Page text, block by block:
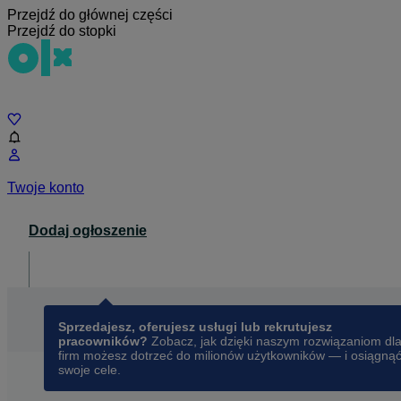
Przejdź do głównej części
Przejdź do stopki
Twoje konto
Dodaj ogłoszenie
Sprzedajesz, oferujesz usługi lub rekrutujesz
pracowników? Zobacz, jak dzięki naszym rozwiązaniom dla
firm możesz dotrzeć do milionów użytkowników — i osiągnąć
swoje cele.